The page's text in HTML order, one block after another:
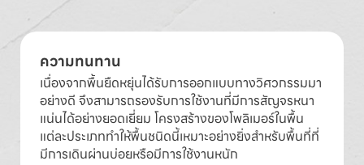
ความทนทาน
เนื่องจากพื้นยืดหยุ่นได้รับการออกแบบทางวิศวกรรมมา
อย่างดี จึงสามารถรองรับการใช้งานที่มีการสัญจรหนา
แน่นได้อย่างยอดเยี่ยม โครงสร้างของโพลิเมอร์ในพื้น
แต่ละประเภททำให้พื้นชนิดนี้เหมาะอย่างยิ่งสำหรับพื้นที่ที่
มีการเดินผ่านบ่อยหรือมีการใช้งานหนัก